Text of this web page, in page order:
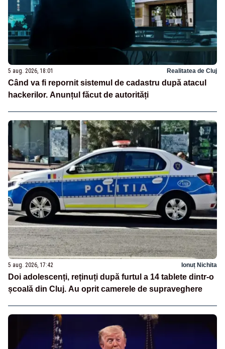
5 aug. 2026, 18:01 Realitatea de Cluj
Când va fi repornit sistemul de cadastru după atacul
hackerilor. Anunțul făcut de autorități
5 aug. 2026, 17:42 Ionuț Nichita
Doi adolescenți, reținuți după furtul a 14 tablete dintr-o
școală din Cluj. Au oprit camerele de supraveghere